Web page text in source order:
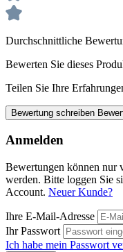
Durchschnittliche
Bewerten Sie dieses
Teilen Sie Ihre
Bewertung schreiben
Anmelden
Bewertungen können nur
werden. Bitte loggen Sie
Account. Neuer Kunde?
Ihre E-Mail-Adresse
Ihr Passwort
Ich habe mein Passwort